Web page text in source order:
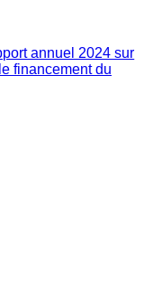
annuel 2024 sur
financement du